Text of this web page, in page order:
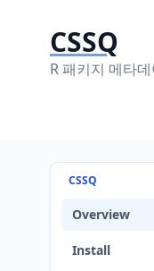
CSSQ
R 패키지 메타
CSSQ
Overview
Install